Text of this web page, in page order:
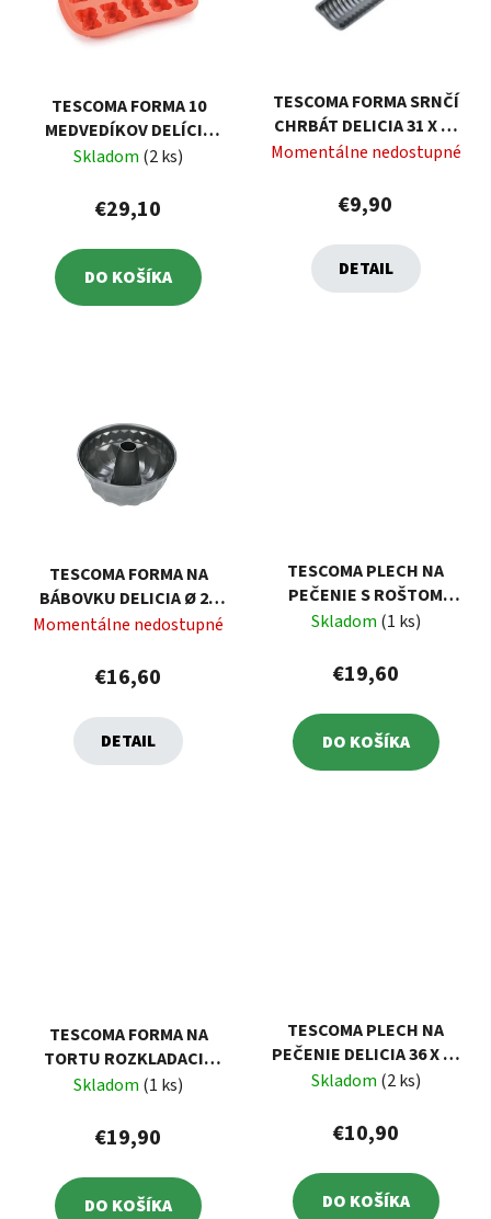
TESCOMA FORMA 10
MEDVEDÍKOV DELÍCIA
SILICONPRIME
Skladom (2 ks)
€29,10
DO KOŠÍKA
TESCOMA FORMA SRNČÍ
CHRBÁT DELICIA 31 X 12
CM
Momentálne nedostupné
€9,90
DETAIL
TESCOMA FORMA NA
BÁBOVKU DELICIA Ø 22
CM
Momentálne nedostupné
€16,60
DETAIL
TESCOMA PLECH NA
PEČENIE S ROŠTOM
DELÍCIA 24 X 24 CM
Skladom (1 ks)
€19,60
DO KOŠÍKA
TESCOMA FORMA NA
TORTU ROZKLADACIA
DELÍCIA Ø 20 CM, SO
Skladom (1 ks)
€19,90
DO KOŠÍKA
TESCOMA PLECH NA
PEČENIE DELICIA 36 X 25
CM
Skladom (2 ks)
€10,90
DO KOŠÍKA